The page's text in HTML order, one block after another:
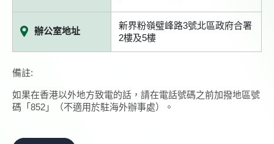
辦公室地址
新界粉嶺璧峰路3號北區政府合署
2樓及5樓
備註:
如果在香港以外地方致電的話，請在電話號碼之前加撥地區號
碼「852」（不適用於駐海外辦事處）。